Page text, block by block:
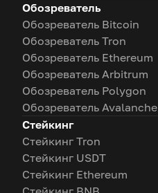
Обозреватель
Обозреватель Bitcoin
Обозреватель Tron
Обозреватель Ethereum
Обозреватель Arbitrum
Обозреватель Polygon
Обозреватель Avalanche
Стейкинг
Стейкинг Tron
Стейкинг USDT
Стейкинг Ethereum